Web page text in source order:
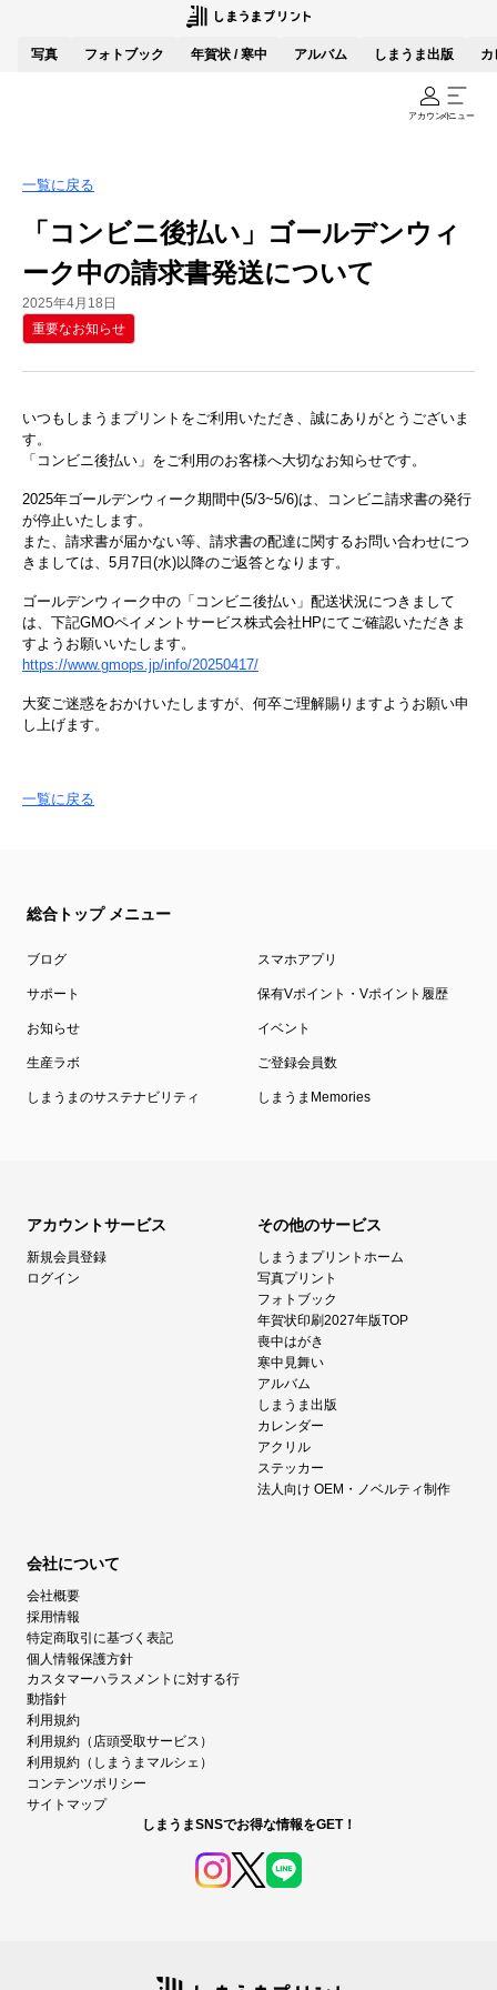
写真 フォトブック 年賀状 / 寒中 アルバム しまうま出版 カ
アカウントメニュー
一覧に戻る
「コンビニ後払い」ゴールデンウィ
ーク中の請求書発送について
2025年4月18日
重要なお知らせ
いつもしまうまプリントをご利用いただき、誠にありがとうございま
す。
「コンビニ後払い」をご利用のお客様へ大切なお知らせです。
2025年ゴールデンウィーク期間中(5/3~5/6)は、コンビニ請求書の発行
が停止いたします。
また、請求書が届かない等、請求書の配達に関するお問い合わせにつ
きましては、5月7日(水)以降のご返答となります。
ゴールデンウィーク中の「コンビニ後払い」配送状況につきまして
は、下記GMOペイメントサービス株式会社HPにてご確認いただきま
すようお願いいたします。
https://www.gmops.jp/info/20250417/
大変ご迷惑をおかけいたしますが、何卒ご理解賜りますようお願い申
し上げます。
一覧に戻る
総合トップ メニュー
ブログ スマホアプリ
サポート 保有Vポイント・Vポイント履歴
お知らせ イベント
生産ラボ ご登録会員数
しまうまのサステナビリティ しまうまMemories
アカウントサービス
新規会員登録
ログイン
その他のサービス
しまうまプリントホーム
写真プリント
フォトブック
年賀状印刷2027年版TOP
喪中はがき
寒中見舞い
アルバム
しまうま出版
カレンダー
アクリル
ステッカー
法人向け OEM・ノベルティ制作
会社について
会社概要
採用情報
特定商取引に基づく表記
個人情報保護方針
カスタマーハラスメントに対する行
動指針
利用規約
利用規約（店頭受取サービス）
利用規約（しまうまマルシェ）
コンテンツポリシー
サイトマップ
しまうまSNSでお得な情報をGET！